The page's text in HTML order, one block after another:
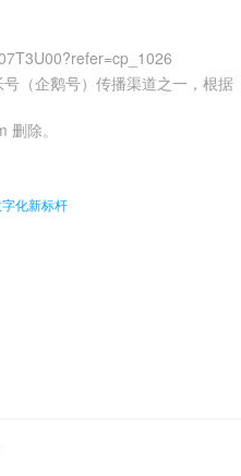
（企鹅号）传播渠道之一，根据
除。
化新标杆